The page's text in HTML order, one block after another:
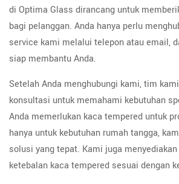
di Optima Glass dirancang untuk
bagi pelanggan. Anda hanya perlu
service kami melalui telepon atau email,
siap membantu Anda.
Setelah Anda menghubungi kami, tim
konsultasi untuk memahami kebutuhan
Anda memerlukan kaca tempered untuk
hanya untuk kebutuhan rumah tangga,
solusi yang tepat. Kami juga
ketebalan kaca tempered sesuai dengan